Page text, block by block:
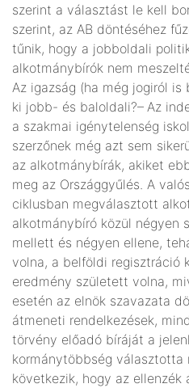
szerint a választást le kell
szerint, az AB döntéséhez
tűnik, hogy a jobboldali
alkotmánybírók nem
Az igazság (ha még jogiról
ki jobb- és baloldali?– Az
a szakmai igénytelenség
szerzőnek még azt sem
az alkotmánybírák, akiket
meg az Országgyűlés. A
ciklusban megválasztott
alkotmánybíró közül négyen
mellett és négyen ellene,
volna, a belföldi regisztráció
eredmény született volna,
esetén az elnök szavazata
átmeneti rendelkezések,
törvény előadó bíráját a
kormánytöbbség választotta
következik, hogy az